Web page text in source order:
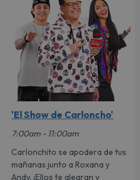
'El Show de Carloncho'
7:00am - 11:00am
Carlonchito se apodera de tus
mañanas junto a Roxana y
Andy. ¡Ellos te alegran y